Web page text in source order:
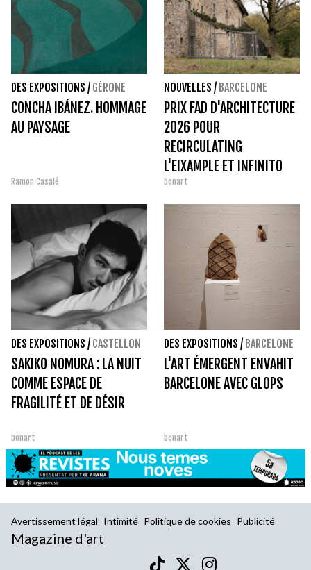
DES EXPOSITIONS / GÉRONE
CONCHA IBÁNEZ. HOMMAGE
AU PAYSAGE
Ramon Casalé
NOUVELLES / BARCELONE
PRIX FAD D'ARCHITECTURE
2026 POUR
RECIRCULATING
L'EIXAMPLE ET INFINITO
DELICIAS
bonart
DES EXPOSITIONS / CASTELLON
SAKIKO NOMURA : LA NUIT
COMME ESPACE DE
FRAGILITÉ ET DE DÉSIR
bonart
DES EXPOSITIONS / BARCELONE
L'ART ÉMERGENT ENVAHIT
BARCELONE AVEC GLOPS
bonart
Avertissement légal Intimité Politique de cookies Publicité
Magazine d'art